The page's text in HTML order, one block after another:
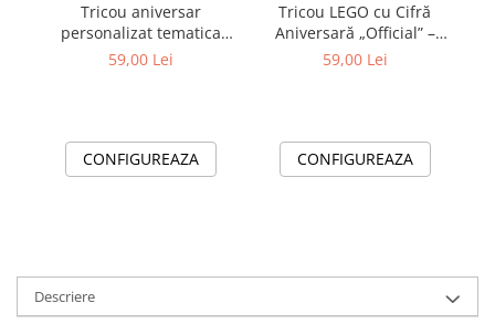
Tricou aniversar
personalizat tematica
Spiderman cu tort
59,00 Lei
CONFIGUREAZA
Tricou LEGO cu Cifră
Aniversară „Official” –
Cadou Personalizat
59,00 Lei
CONFIGUREAZA
Descriere